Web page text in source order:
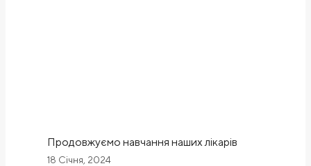
Продовжуємо навчання наших лікарів
18 Січня, 2024